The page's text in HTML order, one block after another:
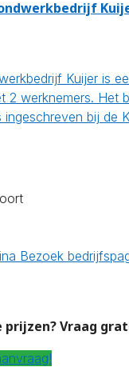
Kuijer is
2 werknemers. Het
ingeschreven bij de
Bezoek
prijzen? Vraag